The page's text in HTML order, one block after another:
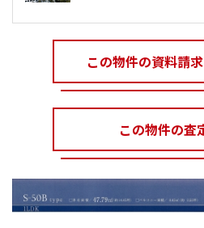
この物件の資料請
この物件の査